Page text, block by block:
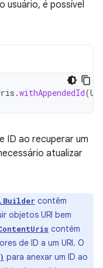
usuário, é possível
.withAppendedId(
ID ao recuperar um
atualizar
contêm
objetos URI bem
contém
de ID a um URI. O
para anexar um ID ao